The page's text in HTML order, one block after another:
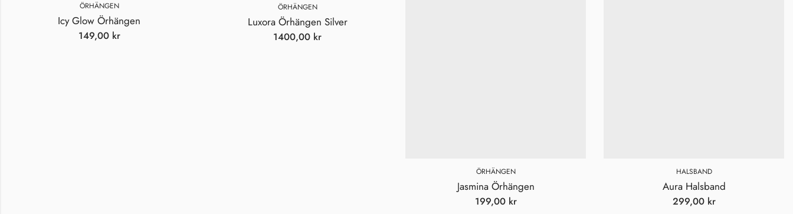
ÖRHÄNGEN
Icy Glow Örhängen
149,00 kr
ÖRHÄNGEN
Luxora Örhängen Silver
1400,00 kr
ÖRHÄNGEN
Jasmina Örhängen
199,00 kr
HALSBAND
Aura Halsband
299,00 kr